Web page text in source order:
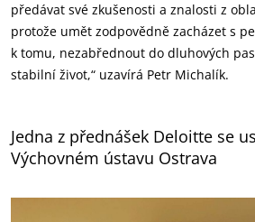
předávat své zkušenosti a znalosti z
protože umět zodpovědně zacházet s
k tomu, nezabřednout do dluhových
stabilní život,“ uzavírá Petr Michalík.
Jedna z přednášek Deloitte se
Výchovném ústavu Ostrava